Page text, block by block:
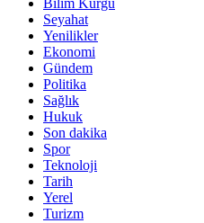
Bilim Kurgu
Seyahat
Yenilikler
Ekonomi
Gündem
Politika
Sağlık
Hukuk
Son dakika
Spor
Teknoloji
Tarih
Yerel
Turizm